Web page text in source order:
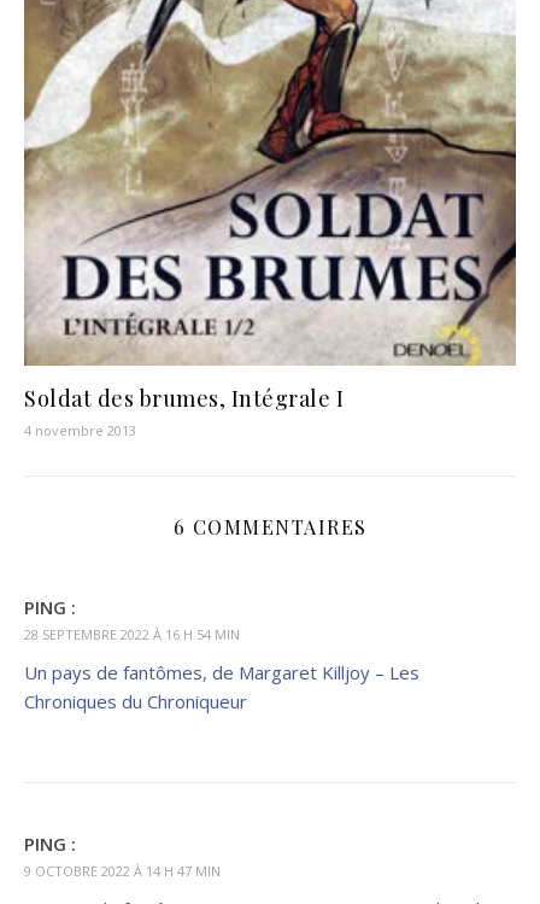
Soldat des brumes, Intégrale I
4 novembre 2013
6 COMMENTAIRES
PING :
28 SEPTEMBRE 2022 À 16 H 54 MIN
Un pays de fantômes, de Margaret Killjoy – Les
Chroniques du Chroniqueur
PING :
9 OCTOBRE 2022 À 14 H 47 MIN